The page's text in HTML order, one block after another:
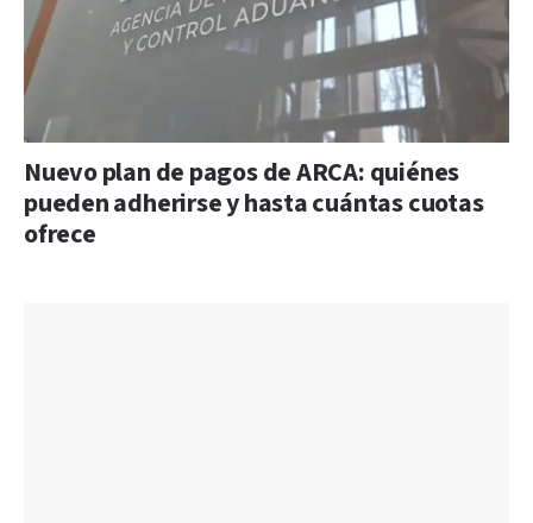
Nuevo plan de pagos de ARCA: quiénes
pueden adherirse y hasta cuántas cuotas
ofrece